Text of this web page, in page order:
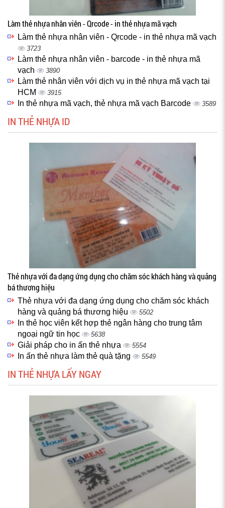
Làm thẻ nhựa nhân viên - Qrcode - in thẻ nhựa mã vạch
Làm thẻ nhựa nhân viên - Qrcode - in thẻ nhựa mã vạch
3723
Làm thẻ nhựa nhân viên - barcode - in thẻ nhựa mã
vạch
3890
Làm thẻ nhân viên với dịch vụ in thẻ nhựa mã vạch tại
HCM
3915
In thẻ nhựa mã vạch, thẻ nhựa mã vạch Barcode 3589
IN THẺ NHỰA ID
Thẻ nhựa với đa dạng ứng dụng cho chăm sóc khách hàng và quảng
bá thương hiệu
Thẻ nhựa với đa dạng ứng dụng cho chăm sóc khách
hàng và quảng bá thương hiệu
5502
In thẻ học viên kết hợp thẻ ngân hàng cho trung tâm
ngoại ngữ tin học
5638
Giải pháp cho in ấn thẻ nhựa 5554
In ấn thẻ nhựa làm thẻ quà tặng 5549
IN THẺ NHỰA LẤY NGAY